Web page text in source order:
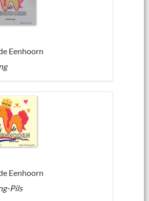
Eenhoorn
Eenhoorn
Pils